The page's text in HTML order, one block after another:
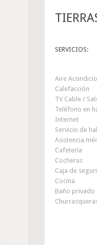
SERVICIOS:
Aire
Calefacción
TV Cable /
Teléfono en
Internet
Servicio de
Asistencia
Cafetería
Cocheras
Caja de
Cocina
Baño privado